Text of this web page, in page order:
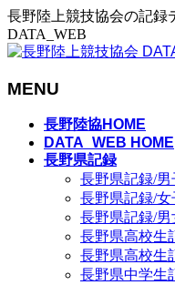
長野陸上競技協会の記録
DATA_WEB
MENU
長野陸協HOME
DATA_WEB HOME
長野県記録
長野県記録/男
長野県記録/女
長野県記録/男
長野県高校生
長野県高校生
長野県中学生